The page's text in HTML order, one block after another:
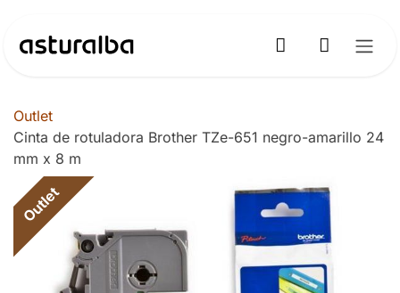
Outlet
Cinta de rotuladora Brother TZe-651 negro-amarillo 24
mm x 8 m
Outlet